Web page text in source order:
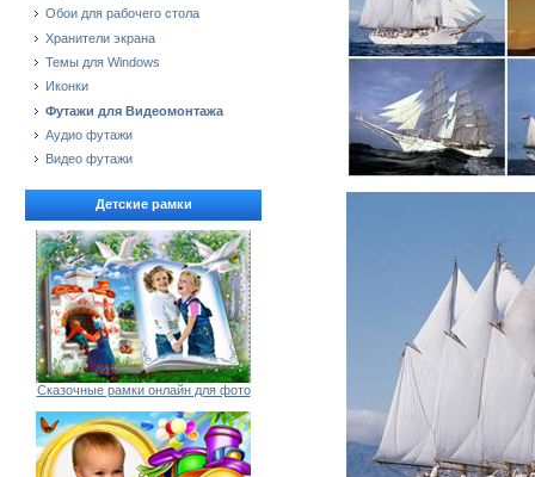
Обои для рабочего стола
Хранители экрана
Темы для Windows
Иконки
Футажи для Видеомонтажа
Аудио футажи
Видео футажи
Детские рамки
Сказочные рамки онлайн для фото